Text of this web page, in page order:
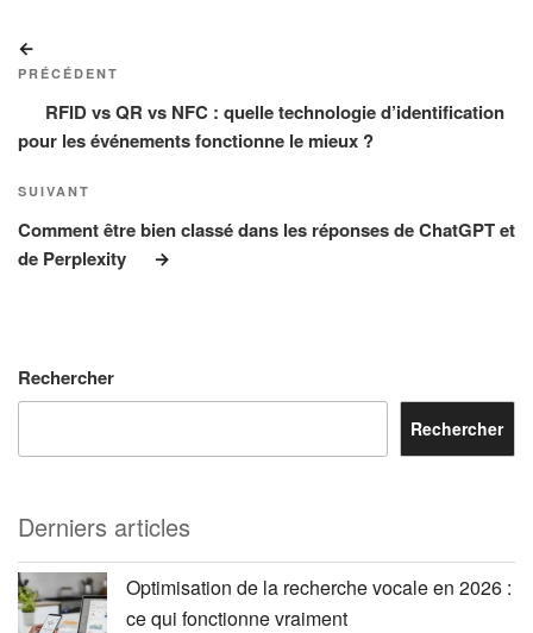
de
l’article
précédent
PRÉCÉDENT
RFID vs QR vs NFC : quelle technologie d’identification
pour les événements fonctionne le mieux ?
Article
suivant
SUIVANT
Comment être bien classé dans les réponses de ChatGPT et
de Perplexity
Rechercher
Rechercher
Derniers articles
Optimisation de la recherche vocale en 2026 :
ce qui fonctionne vraiment